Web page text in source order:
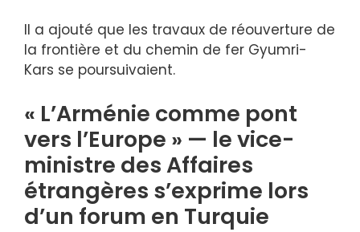
Il a ajouté que les travaux de réouverture de
la frontière et du chemin de fer Gyumri-
Kars se poursuivaient.
« L’Arménie comme pont
vers l’Europe » — le vice-
ministre des Affaires
étrangères s’exprime lors
d’un forum en Turquie